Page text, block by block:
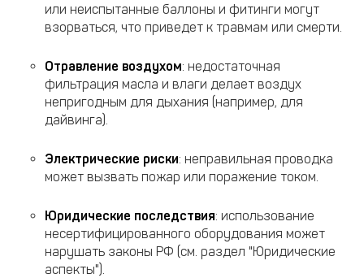
или неиспытанные баллоны и фитинги могут
взорваться, что приведет к травмам или смерти.
Отравление воздухом: недостаточная
фильтрация масла и влаги делает воздух
непригодным для дыхания (например, для
дайвинга).
Электрические риски: неправильная проводка
может вызвать пожар или поражение током.
Юридические последствия: использование
несертифицированного оборудования может
нарушать законы РФ (см. раздел "Юридические
аспекты").